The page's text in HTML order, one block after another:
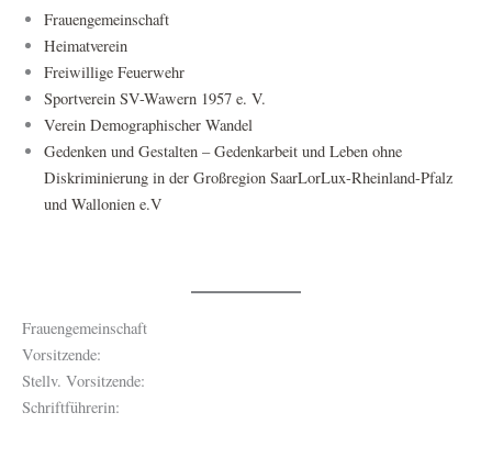
Frauengemeinschaft
Heimatverein
Freiwillige Feuerwehr
Sportverein SV-Wawern 1957 e. V.
Verein Demographischer Wandel
Gedenken und Gestalten – Gedenkarbeit und Leben ohne
Diskriminierung in der Großregion SaarLorLux-Rheinland-Pfalz
und Wallonien e.V
Frauengemeinschaft
Vorsitzende:
Stellv. Vorsitzende:
Schriftführerin: